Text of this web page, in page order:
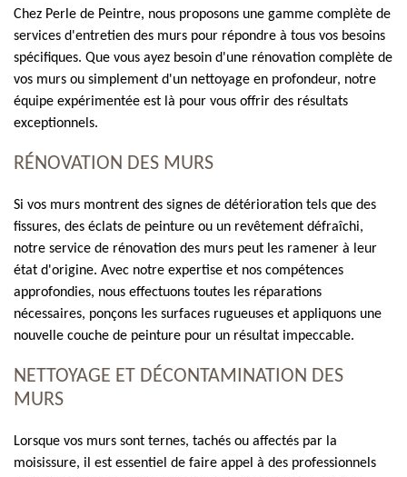
Chez Perle de Peintre, nous proposons une gamme complète de
services d'entretien des murs pour répondre à tous vos besoins
spécifiques. Que vous ayez besoin d'une rénovation complète de
vos murs ou simplement d'un nettoyage en profondeur, notre
équipe expérimentée est là pour vous offrir des résultats
exceptionnels.
RÉNOVATION DES MURS
Si vos murs montrent des signes de détérioration tels que des
fissures, des éclats de peinture ou un revêtement défraîchi,
notre service de rénovation des murs peut les ramener à leur
état d'origine. Avec notre expertise et nos compétences
approfondies, nous effectuons toutes les réparations
nécessaires, ponçons les surfaces rugueuses et appliquons une
nouvelle couche de peinture pour un résultat impeccable.
NETTOYAGE ET DÉCONTAMINATION DES
MURS
Lorsque vos murs sont ternes, tachés ou affectés par la
moisissure, il est essentiel de faire appel à des professionnels